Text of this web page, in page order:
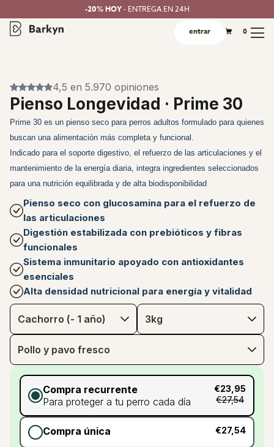
-20% HOY- ENTREGA EN 24H
entrar 0
4,5 en 5.970 opiniones
Pienso Longevidad · Prime 30
Prime 30 es un pienso seco para perros adultos formulado para quienes
buscan una alimentación más completa y funcional.
Indicado para el soporte digestivo, el refuerzo de las articulaciones y el
mantenimiento de la energía diaria, integra ingredientes seleccionados
para una nutrición equilibrada y de alta biodisponibilidad
Pienso seco con glucosamina para el refuerzo de
las articulaciones
Digestión estabilizada con prebióticos y fibras
funcionales
Sistema inmunitario apoyado con antioxidantes
esenciales
Alta densidad nutricional para energía y vitalidad
Compra recurrente
Para proteger a tu perro cada día
€23,95
€27,54
Compra única €27,54